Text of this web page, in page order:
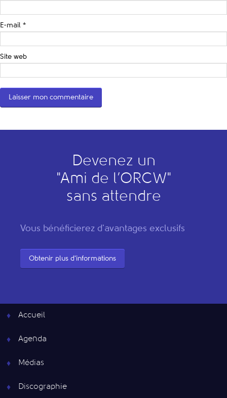
E-mail *
Site web
Devenez un
"Ami de l’ORCW"
sans attendre
Vous bénéficierez d'avantages exclusifs
Obtenir plus d'informations
Accueil
Agenda
Médias
Discographie